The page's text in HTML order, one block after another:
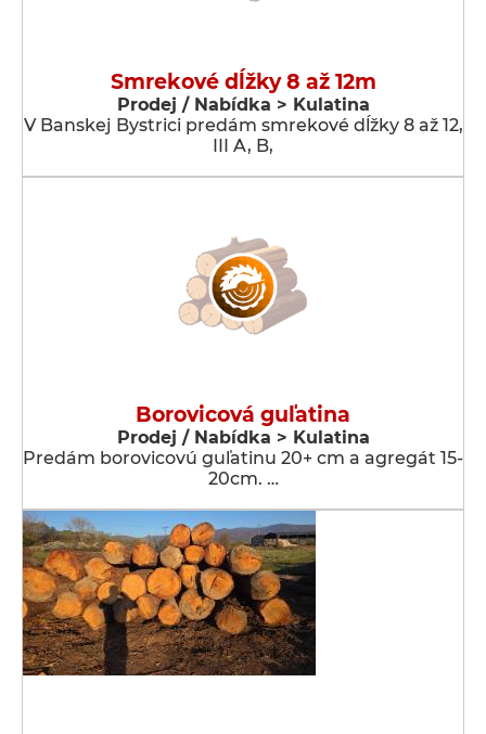
Smrekové dĺžky 8 až 12m
Prodej / Nabídka > Kulatina
V Banskej Bystrici predám smrekové dĺžky 8 až 12,
III A, B,
Borovicová guľatina
Prodej / Nabídka > Kulatina
Predám borovicovú guľatinu 20+ cm a agregát 15-
20cm. …